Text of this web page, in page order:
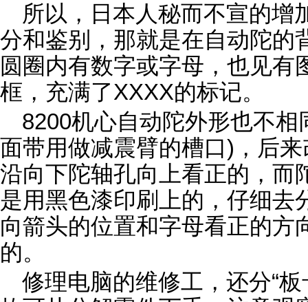
所以，日本人秘而不宣的增
分和鉴别，那就是在自动陀的
圆圈内有数字或字母，也见有
框，充满了XXXX的标记。
8200机心自动陀外形也不
面带用做减震臂的槽口)，后来
沿向下陀轴孔向上看正的，而
是用黑色漆印刷上的，仔细去
向箭头的位置和字母看正的方
的。
修理电脑的维修工，还分“板